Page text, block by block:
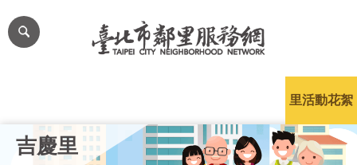
跳到主要內容區塊
網
站
吉慶里
里活動花絮